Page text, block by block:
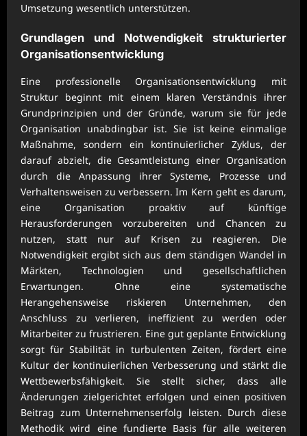
Umsetzung wesentlich unterstützen.
Grundlagen und Notwendigkeit strukturierter
Organisationsentwicklung
Eine professionelle Organisationsentwicklung mit
Struktur beginnt mit einem klaren Verständnis ihrer
Grundprinzipien und der Gründe, warum sie für jede
Organisation unabdingbar ist. Sie ist keine einmalige
Maßnahme, sondern ein kontinuierlicher Zyklus, der
darauf abzielt, die Gesamtleistung einer Organisation
durch die Anpassung ihrer Systeme, Prozesse und
Verhaltensweisen zu verbessern. Im Kern geht es darum,
eine Organisation proaktiv auf künftige
Herausforderungen vorzubereiten und Chancen zu
nutzen, statt nur auf Krisen zu reagieren. Die
Notwendigkeit ergibt sich aus dem ständigen Wandel in
Märkten, Technologien und gesellschaftlichen
Erwartungen. Ohne eine systematische
Herangehensweise riskieren Unternehmen, den
Anschluss zu verlieren, ineffizient zu werden oder
Mitarbeiter zu frustrieren. Eine gut geplante Entwicklung
sorgt für Stabilität in turbulenten Zeiten, fördert eine
Kultur der kontinuierlichen Verbesserung und stärkt die
Wettbewerbsfähigkeit. Sie stellt sicher, dass alle
Änderungen zielgerichtet erfolgen und einen positiven
Beitrag zum Unternehmenserfolg leisten. Durch diese
Methodik wird eine fundierte Basis für alle weiteren